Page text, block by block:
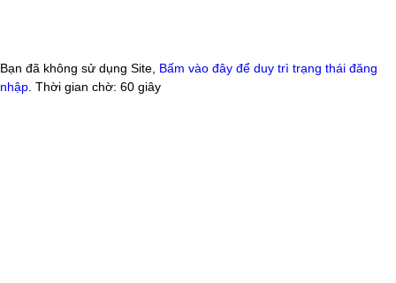
Bạn đã không sử dụng Site, Bấm vào đây để duy trì trạng thái đăng
nhập . Thời gian chờ: 60 giây